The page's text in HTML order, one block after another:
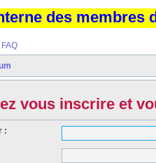
des membres
FAQ
vous inscrire et
: